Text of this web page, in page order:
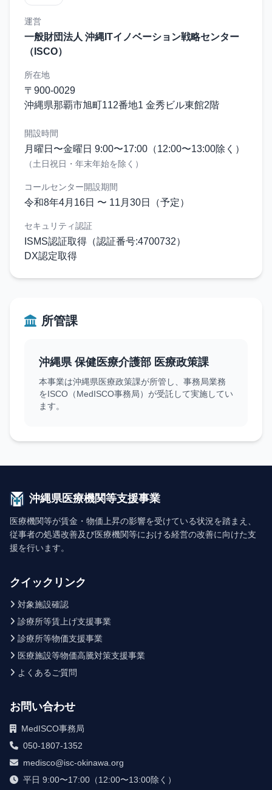
運営
一般財団法人 沖縄ITイノベーション戦略センター
（ISCO）
所在地
〒900-0029
沖縄県那覇市旭町112番地1 金秀ビル東館2階
開設時間
月曜日〜金曜日 9:00〜17:00（12:00〜13:00除く）
（土日祝日・年末年始を除く）
コールセンター開設期間
令和8年4月16日 〜 11月30日（予定）
セキュリティ認証
ISMS認証取得（認証番号:4700732）
DX認定取得
所管課
沖縄県 保健医療介護部 医療政策課
本事業は沖縄県医療政策課が所管し、事務局業務
をISCO（MedISCO事務局）が受託して実施してい
ます。
沖縄県医療機関等支援事業
医療機関等が賃金・物価上昇の影響を受けている状況を踏まえ、
従事者の処遇改善及び医療機関等における経営の改善に向けた支
援を行います。
クイックリンク
対象施設確認
診療所等賃上げ支援事業
診療所等物価支援事業
医療施設等物価高騰対策支援事業
よくあるご質問
お問い合わせ
MedISCO事務局
050-1807-1352
medisco@isc-okinawa.org
平日 9:00〜17:00（12:00〜13:00除く）